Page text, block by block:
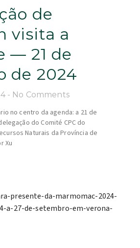
de
visita a
— 21 de
de 2024
No Comments
no centro da agenda: a 21 de
do Comité CPC do
Naturais da Província de
Xu